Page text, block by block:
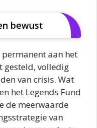
bewust
aan het
gesteld, volledig
van crisis. Wat
het Legends Fund
de meerwaarde
van